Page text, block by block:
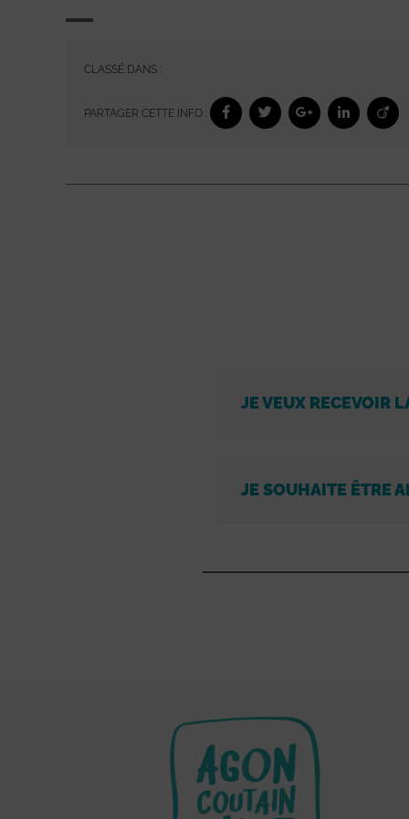
CLASSÉ DANS :
PARTAGER CETTE INFO :
JE VEUX RECEVOIR
JE SOUHAITE ÊTRE